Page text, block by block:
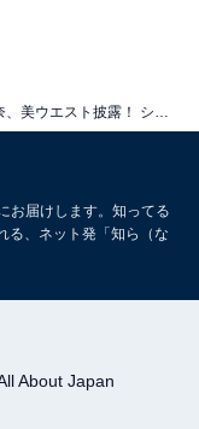
お届けします。知ってる
る、ネット発「知ら（な
About Japan